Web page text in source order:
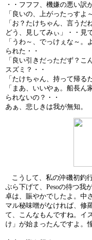
・・フフフ、機嫌の悪い訳
「良いの、上がったっす
「お？たけちゃん、言う
どう、見してみぃ」・・見
「うわ～、でっけぇな～
られた・・
「良い引きだっただず？
スズミ？・・
「たけちゃん、持って帰る
「まあ、いいやぁ。船長
られないの？・・
あぁ、悲しきは我が無知。
こうして、私の沖磯初釣
ぶら下げて、Pesoの待つ我
卓は、賑やかでしたよ。中
マル秘味噌がなければ、修
て、こんなもんですね。イ
け」が始まったんですよ。